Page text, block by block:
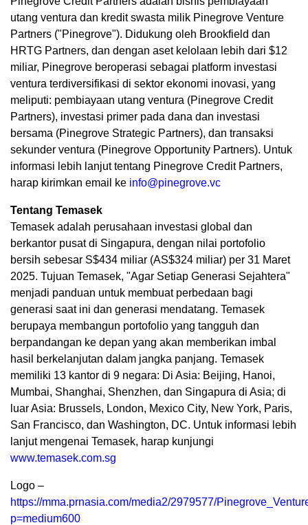
utang ventura dan kredit swasta milik Pinegrove Venture
Partners ("Pinegrove"). Didukung oleh Brookfield dan
HRTG Partners, dan dengan aset kelolaan lebih dari $12
miliar, Pinegrove beroperasi sebagai platform investasi
ventura terdiversifikasi di sektor ekonomi inovasi, yang
meliputi: pembiayaan utang ventura (Pinegrove Credit
Partners), investasi primer pada dana dan investasi
bersama (Pinegrove Strategic Partners), dan transaksi
sekunder ventura (Pinegrove Opportunity Partners). Untuk
informasi lebih lanjut tentang Pinegrove Credit Partners,
harap kirimkan email ke info@pinegrove.vc
Tentang Temasek
Temasek adalah perusahaan investasi global dan
berkantor pusat di Singapura, dengan nilai portofolio
bersih sebesar S$434 miliar (AS$324 miliar) per 31 Maret
2025. Tujuan Temasek, "Agar Setiap Generasi Sejahtera"
menjadi panduan untuk membuat perbedaan bagi
generasi saat ini dan generasi mendatang. Temasek
berupaya membangun portofolio yang tangguh dan
berpandangan ke depan yang akan memberikan imbal
hasil berkelanjutan dalam jangka panjang. Temasek
memiliki 13 kantor di 9 negara: Di Asia: Beijing, Hanoi,
Mumbai, Shanghai, Shenzhen, dan Singapura di Asia; di
luar Asia: Brussels, London, Mexico City, New York, Paris,
San Francisco, dan Washington, DC. Untuk informasi lebih
lanjut mengenai Temasek, harap kunjungi
www.temasek.com.sg
Logo –
https://mma.prnasia.com/media2/2979577/
p=medium600